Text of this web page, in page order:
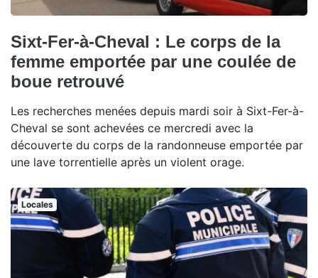
Sixt-Fer-à-Cheval : Le corps de la
femme emportée par une coulée de
boue retrouvé
Les recherches menées depuis mardi soir à Sixt-Fer-à-
Cheval se sont achevées ce mercredi avec la
découverte du corps de la randonneuse emportée par
une lave torrentielle après un violent orage.
Locales